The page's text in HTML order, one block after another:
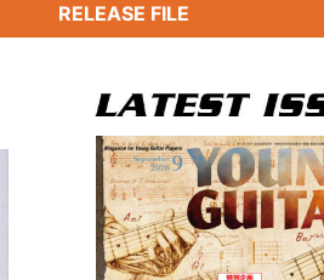
RELEASE FILE